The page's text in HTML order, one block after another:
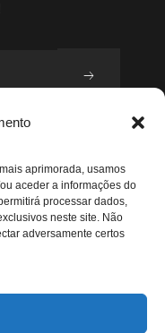
aprimorada, usamos
aceder a informações do
processar dados,
neste site. Não
adversamente certos
Privacidade, de
enviar-me emails